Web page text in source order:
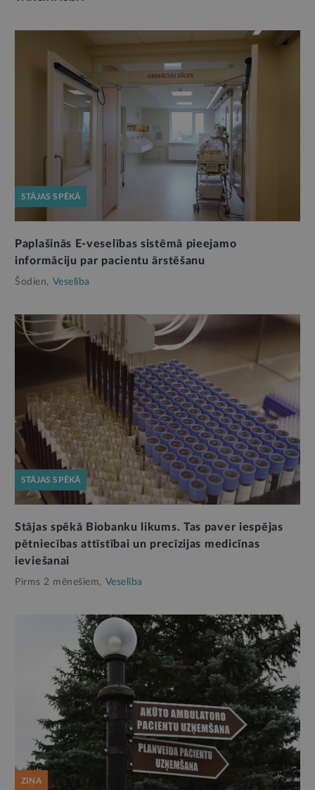
STĀJAS SPĒKĀ
Paplašinās E-veselības sistēmā pieejamo
informāciju par pacientu ārstēšanu
Šodien, Veselība
STĀJAS SPĒKĀ
Stājas spēkā Biobanku likums. Tas paver iespējas
pētniecības attīstībai un precīzijas medicīnas
ieviešanai
Pirms 2 mēnešiem, Veselība
ZIŅA